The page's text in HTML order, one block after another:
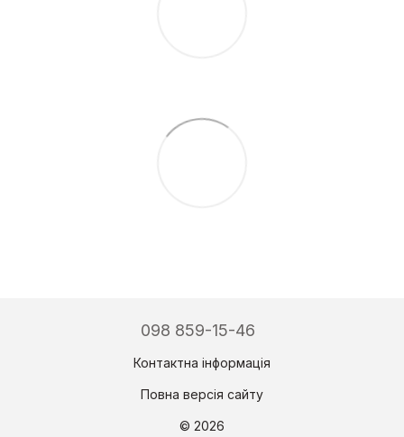
098 859-15-46
Контактна інформація
Повна версія сайту
© 2026